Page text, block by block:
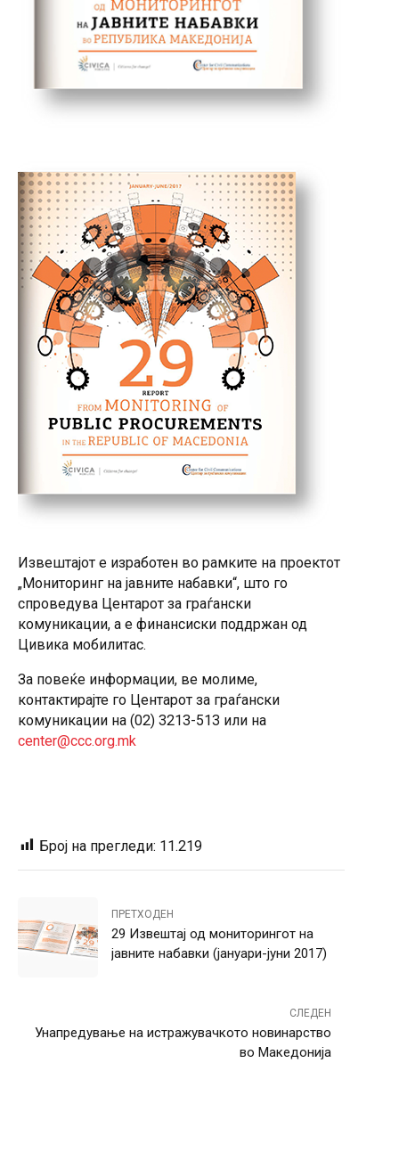
Извештајот е изработен во рамките на проектот
„Мониторинг на јавните набавки“, што го
спроведува Центарот за граѓански
комуникации, а е финансиски поддржан од
Цивика мобилитас.
За повеќе информации, ве молиме,
контактирајте го Центарот за граѓански
комуникации на (02) 3213-513 или на
center@ccc.org.mk
Број на прегледи: 11.219
ПРЕТХОДЕН
29 Извештај од мониторингот на
јавните набавки (јануари-јуни 2017)
СЛЕДЕН
Унапредување на истражувачкото новинарство
во Македонија